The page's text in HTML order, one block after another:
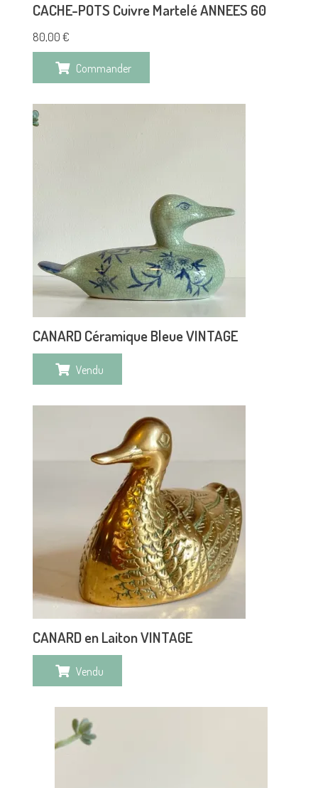
CACHE-POTS Cuivre Martelé ANNEES 60
80,00 €
Commander
CANARD Céramique Bleue VINTAGE
Vendu
CANARD en Laiton VINTAGE
Vendu